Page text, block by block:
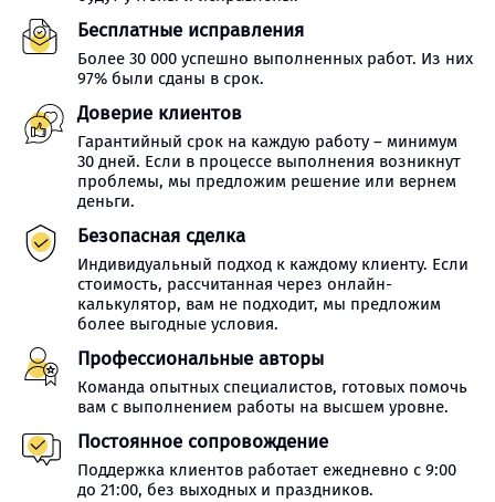
Бесплатные исправления
Более 30 000 успешно выполненных работ. Из них
97% были сданы в срок.
Доверие клиентов
Гарантийный срок на каждую работу – минимум
30 дней. Если в процессе выполнения возникнут
проблемы, мы предложим решение или вернем
деньги.
Безопасная сделка
Индивидуальный подход к каждому клиенту. Если
стоимость, рассчитанная через онлайн-
калькулятор, вам не подходит, мы предложим
более выгодные условия.
Профессиональные авторы
Команда опытных специалистов, готовых помочь
вам с выполнением работы на высшем уровне.
Постоянное сопровождение
Поддержка клиентов работает ежедневно с 9:00
до 21:00, без выходных и праздников.